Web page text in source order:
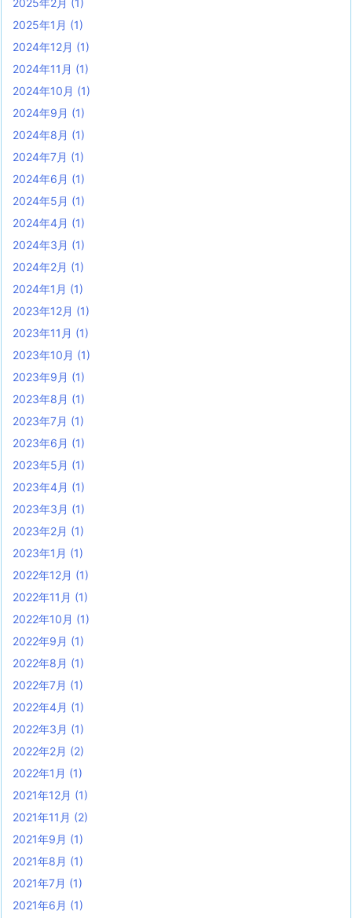
2025年2月 (1)
2025年1月 (1)
2024年12月 (1)
2024年11月 (1)
2024年10月 (1)
2024年9月 (1)
2024年8月 (1)
2024年7月 (1)
2024年6月 (1)
2024年5月 (1)
2024年4月 (1)
2024年3月 (1)
2024年2月 (1)
2024年1月 (1)
2023年12月 (1)
2023年11月 (1)
2023年10月 (1)
2023年9月 (1)
2023年8月 (1)
2023年7月 (1)
2023年6月 (1)
2023年5月 (1)
2023年4月 (1)
2023年3月 (1)
2023年2月 (1)
2023年1月 (1)
2022年12月 (1)
2022年11月 (1)
2022年10月 (1)
2022年9月 (1)
2022年8月 (1)
2022年7月 (1)
2022年4月 (1)
2022年3月 (1)
2022年2月 (2)
2022年1月 (1)
2021年12月 (1)
2021年11月 (2)
2021年9月 (1)
2021年8月 (1)
2021年7月 (1)
2021年6月 (1)